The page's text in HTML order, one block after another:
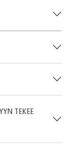
TEKEE